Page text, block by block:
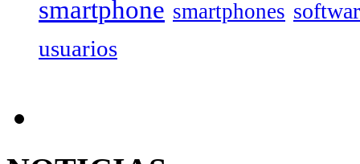
smartphone smartphones
usuarios